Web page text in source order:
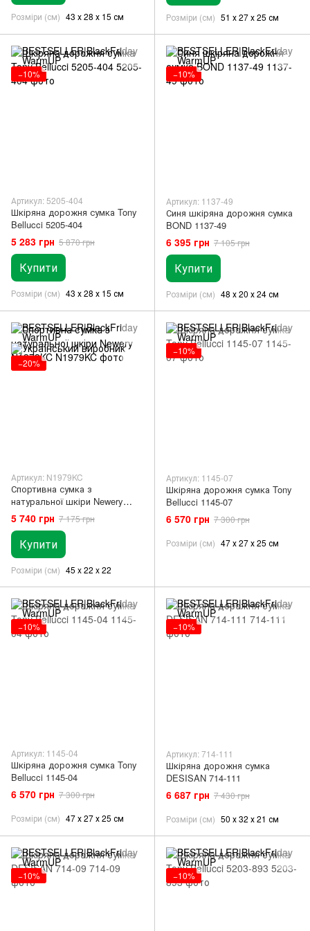
Розміри (см) 43 х 28 х 15 см Розміри (см) 51 х 27 х 25 см
−10%
Артикул: 5205-404
Шкіряна дорожня сумка Tony
Bellucci 5205-404
5 283 грн 5 870 грн
Купити
Розміри (см) 43 х 28 х 15 см
−10%
Артикул: 1137-49
Синя шкіряна дорожня сумка
BOND 1137-49
6 395 грн 7 105 грн
Купити
Розміри (см) 48 х 20 х 24 см
−20%
Артикул: N1979KC
Спортивна сумка з
натуральної шкіри Newery
N1979KC
5 740 грн 7 175 грн
Купити
Розміри (см) 45 x 22 x 22
−10%
Артикул: 1145-07
Шкіряна дорожня сумка Tony
Bellucci 1145-07
6 570 грн 7 300 грн
Розміри (см) 47 х 27 х 25 см
−10%
Артикул: 1145-04
Шкіряна дорожня сумка Tony
Bellucci 1145-04
6 570 грн 7 300 грн
Розміри (см) 47 х 27 х 25 см
−10%
Артикул: 714-111
Шкіряна дорожня сумка
DESISAN 714-111
6 687 грн 7 430 грн
Розміри (см) 50 х 32 х 21 см
−10% −10%